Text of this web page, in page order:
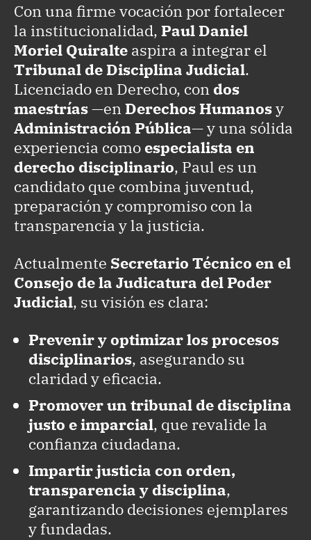
Con una firme vocación por fortalecer
la institucionalidad, Paul Daniel
Moriel Quiralte aspira a integrar el
Tribunal de Disciplina Judicial.
Licenciado en Derecho, con dos
maestrías—en Derechos Humanosy
Administración Pública— y una sólida
experiencia comoespecialista en
derecho disciplinario, Paul es un
candidato que combina juventud,
preparación y compromiso con la
transparencia y la justicia.
Actualmente Secretario Técnico en el
Consejo de la Judicatura del Poder
Judicial, su visión es clara:
Prevenir y optimizar los procesos
disciplinarios, asegurando su
claridad y eficacia.
Promover un tribunal de disciplina
justo e imparcial, que revalide la
confianza ciudadana.
Impartir justicia con orden,
transparencia y disciplina,
garantizando decisiones ejemplares
y fundadas.